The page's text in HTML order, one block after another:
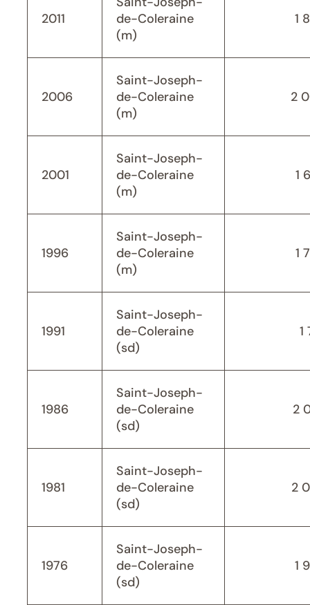
2011
de-Coleraine
(m)
1
2006
Saint-Joseph-
de-Coleraine
(m)
2
2001
Saint-Joseph-
de-Coleraine
(m)
1
1996
Saint-Joseph-
de-Coleraine
(m)
1
1991
Saint-Joseph-
de-Coleraine
(sd)
1
1986
Saint-Joseph-
de-Coleraine
(sd)
2
1981
Saint-Joseph-
de-Coleraine
(sd)
2
1976
Saint-Joseph-
de-Coleraine
(sd)
1